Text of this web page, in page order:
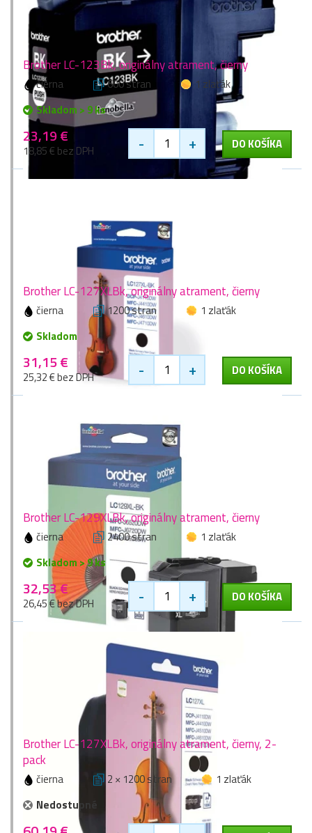
Brother LC-123Bk, originálny atrament, čierny
čierna 600 stran
1 zlaťák
Skladom > 9 ks
23,19 €
18,85 € bez DPH - + DO KOŠÍKA
Brother LC-127XLBk, originálny atrament, čierny
čierna 1200 stran
1 zlaťák
Skladom
31,15 €
25,32 € bez DPH - + DO KOŠÍKA
Brother LC-129XLBk, originálny atrament, čierny
čierna 2400 stran
1 zlaťák
Skladom > 9 ks
32,53 €
26,45 € bez DPH - + DO KOŠÍKA
Brother LC-127XLBk, originálny atrament, čierny, 2-
pack
čierna 2 × 1200 stran
1 zlaťák
Nedostupné